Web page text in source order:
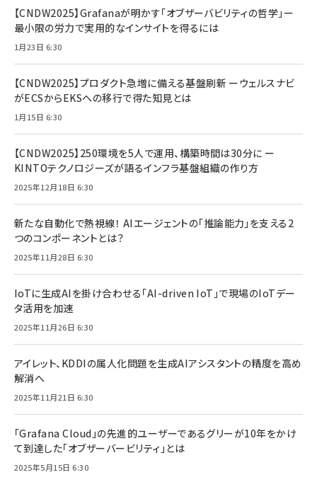
【CNDW2025】Grafanaが明かす「オブザーバビリティの哲学」ー
最小限の労力で実用的なインサイトを得るには
1月23日 6:30
【CNDW2025】プロダクト急増に備える基盤刷新 ーウェルスナビ
がECSからEKSへの移行で得た知見とは
1月15日 6:30
【CNDW2025】250環境を5人で運用、構築時間は30分に ー
KINTOテクノロジーズが語るインフラ基盤組織の作り方
2025年12月18日 6:30
新たな自動化で熱視線！ AIエージェントの「推論能力」を支える2
つのコンポーネントとは？
2025年11月28日 6:30
IoTに生成AIを掛け合わせる「AI-driven IoT」で現場のIoTデー
タ活用を加速
2025年11月26日 6:30
アイレット、KDDIの属人化問題を生成AIアシスタントの精度を高め
解消へ
2025年11月21日 6:30
「Grafana Cloud」の先進的ユーザーであるグリーが10年をかけ
て到達した「オブザーバービリティ」とは
2025年5月15日 6:30